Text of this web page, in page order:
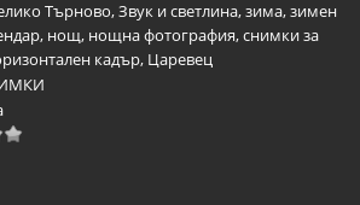
Търново,Звук и светлина,зима,зимен
, нощ, нощна фотография,снимки за
кадър, Царевец